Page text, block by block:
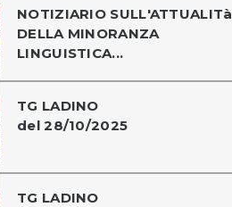
NOTIZIARIO SULL'ATTUALITà
DELLA MINORANZA
LINGUISTICA...
TG LADINO
del 28/10/2025
TG LADINO